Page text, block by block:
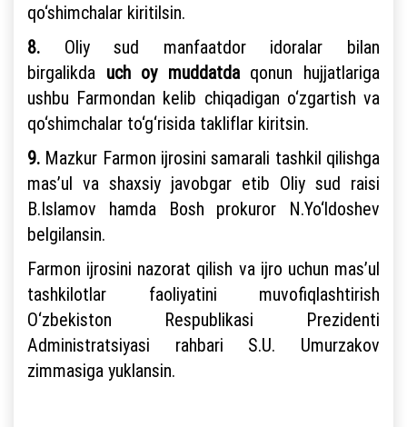
qo‘shimchalar kiritilsin.
8. Oliy sud manfaatdor idoralar bilan
birgalikda uch oy muddatdaqonun hujjatlariga
ushbu Farmondan kelib chiqadigan o‘zgartish va
qo‘shimchalar to‘g‘risida takliflar kiritsin.
9. Mazkur Farmon ijrosini samarali tashkil qilishga
mas’ul va shaxsiy javobgar etib Oliy sud raisi
B.Islamov hamda Bosh prokuror N.Yo‘ldoshev
belgilansin.
Farmon ijrosini nazorat qilish va ijro uchun mas’ul
tashkilotlar faoliyatini muvofiqlashtirish
O‘zbekiston Respublikasi Prezidenti
Administratsiyasi rahbari S.U. Umurzakov
zimmasiga yuklansin.